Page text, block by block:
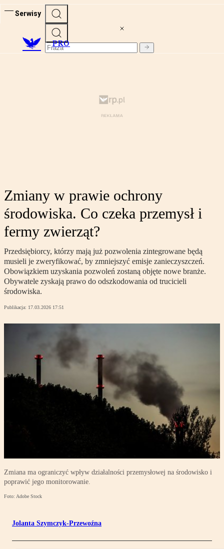
Serwisy
PRO
Zmiany w prawie ochrony
środowiska. Co czeka przemysł i
fermy zwierząt?
Przedsiębiorcy, którzy mają już pozwolenia zintegrowane będą
musieli je zweryfikować, by zmniejszyć emisje zanieczyszczeń.
Obowiązkiem uzyskania pozwoleń zostaną objęte nowe branże.
Obywatele zyskają prawo do odszkodowania od trucicieli
środowiska.
Publikacja: 17.03.2026 17:51
Zmiana ma ograniczyć wpływ działalności przemysłowej na środowisko i
poprawić jego monitorowanie.
Foto: Adobe Stock
Jolanta Szymczyk-Przewoźna